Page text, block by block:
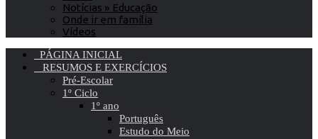
Notícias » Educação
Onde ir em família
Vídeos
PÁGINA INICIAL
RESUMOS E EXERCÍCIOS
Pré-Escolar
1º Ciclo
1º ano
Português
Estudo do Meio